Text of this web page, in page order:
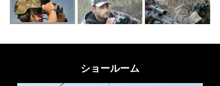
ショールーム